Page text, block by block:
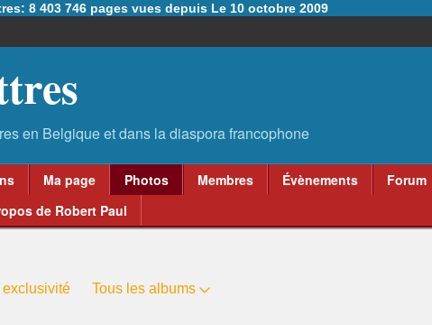
8 403 746 pages vues depuis Le 10 octobre 2009
Ma page Photos Membres Évènements Forum
de Robert Paul
exclusivité Tous les albums